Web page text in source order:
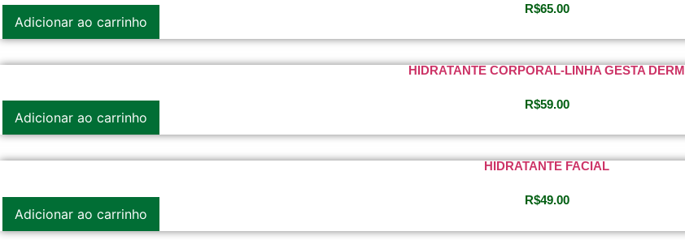
R$65.00
Adicionar ao carrinho
HIDRATANTE CORPORAL-LINHA GESTA DERM
R$59.00
Adicionar ao carrinho
HIDRATANTE FACIAL
R$49.00
Adicionar ao carrinho